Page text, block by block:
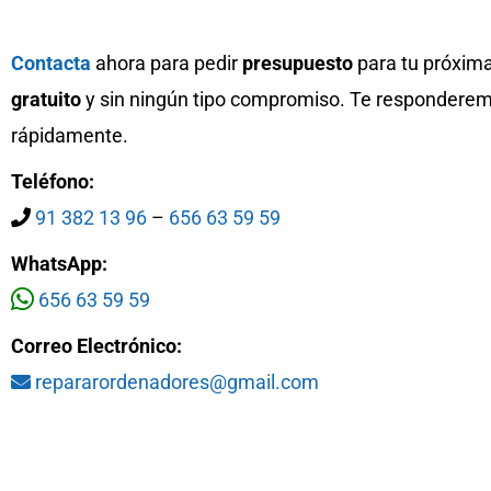
que era
formatearlo
funcionara para
Contacta ahora para pedir presupuesto para tu
gratuitoy sin ningún tipo compromiso. Te
rápidamente.
Teléfono:
91 382 13 96 – 656 63 59 59
WhatsApp:
656 63 59 59
Correo Electrónico:
repararordenadores@gmail.com